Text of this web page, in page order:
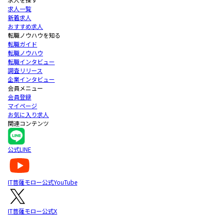
求人一覧
新着求人
おすすめ求人
転職ノウハウを知る
転職ガイド
転職ノウハウ
転職インタビュー
調査リリース
企業インタビュー
会員メニュー
会員登録
マイページ
お気に入り求人
関連コンテンツ
公式LINE
IT菩薩モロー公式YouTube
IT菩薩モロー公式X